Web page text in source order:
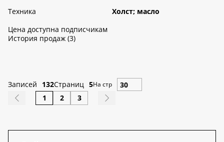
Техника
Холст; масло
Цена доступна подписчикам
История продаж (3)
Записей 132Страниц 5На стр
1 2 3